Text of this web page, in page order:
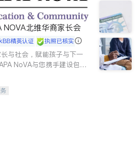
NOVA北维华裔家长会
精英认证 执照已核实
与社会，赋能孩子与下一
NoVA与您携手建设包